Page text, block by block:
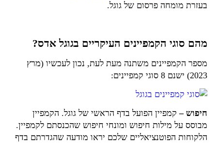
בעזרת מומחה פרסום של גוגל.
מהם סוגי הקמפיינים העיקריים בגוגל אדס?
מספר הקמפיינים משתנה מעת לעת, נכון לעכשיו (מרץ
2023) ישנם 8 סוגי קמפיינים:
חיפוש – קמפיין הפועל בדף הראשי של גוגל. הקמפיין
מבוסס על מילות חיפוש ומונחי חיפוש שהכנסתם לקמפיין.
הלקוחות הפוטנציאליים שלכם יראו מודעה שהגדרתם בדף